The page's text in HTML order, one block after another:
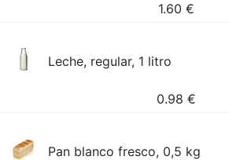
1.60 €
Leche, regular, 1 litro
0.98 €
Pan blanco fresco, 0,5 kg